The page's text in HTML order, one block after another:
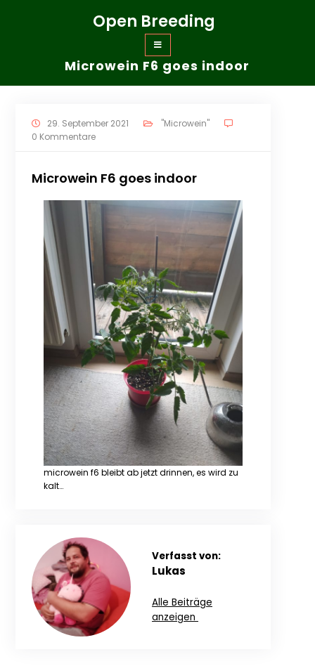
Open Breeding
Microwein F6 goes indoor
29. September 2021
"Microwein"
0 Kommentare
Microwein F6 goes indoor
microwein f6 bleibt ab jetzt drinnen, es wird zu
kalt…
Verfasst von:
Lukas
Alle Beiträge
anzeigen